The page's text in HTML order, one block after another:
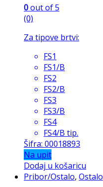
0out of 5
(0)
Za tipove brtvi:
FS1
FS1/B
FS2
FS2/B
FS3
FS3/B
FS4
FS4/B tip.
Šifra: 00018893
Na upit
Dodaj u košaricu
Pribor/Ostalo, Ostalo